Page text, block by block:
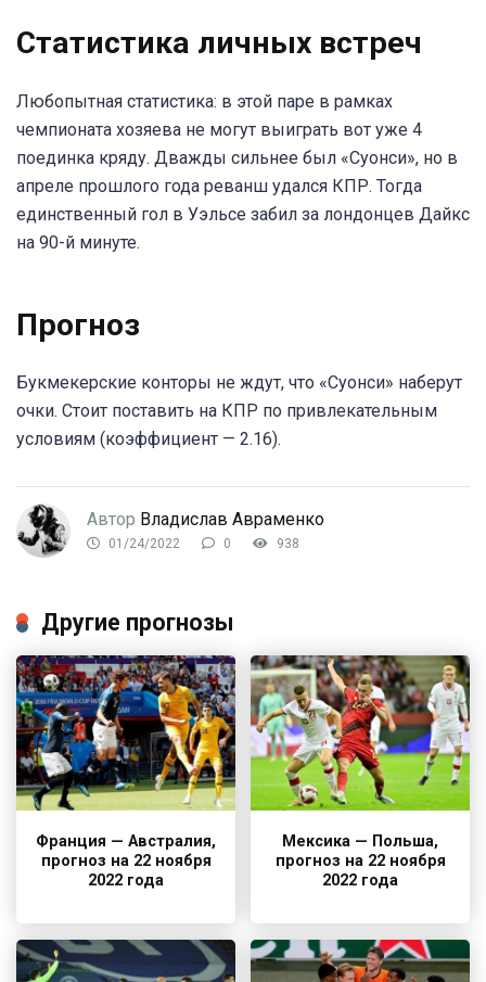
Статистика личных встреч
Любопытная статистика: в этой паре в рамках
чемпионата хозяева не могут выиграть вот уже 4
поединка кряду. Дважды сильнее был «Суонси», но в
апреле прошлого года реванш удался КПР. Тогда
единственный гол в Уэльсе забил за лондонцев Дайкс
на 90-й минуте.
Прогноз
Букмекерские конторы не ждут, что «Суонси» наберут
очки. Стоит поставить на КПР по привлекательным
условиям (коэффициент — 2.16).
Автор Владислав Авраменко
01/24/2022 0 938
Другие прогнозы
Франция — Австралия,
прогноз на 22 ноября
2022 года
Мексика — Польша,
прогноз на 22 ноября
2022 года